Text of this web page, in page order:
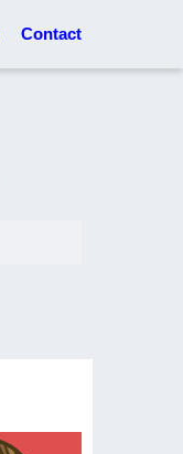
Contact